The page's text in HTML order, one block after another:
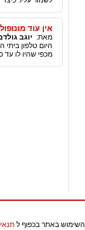
אין עוד
מאת: יוגב
היום טלפון
מכפי שהיו לו עד
השימוש באתר בכפוף ל